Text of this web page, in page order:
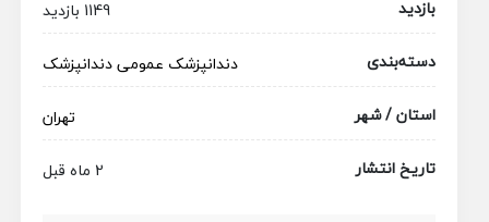
بازدید
1149 بازدید
دسته‌بندی
دندانپزشک عمومیدندانپزشک
استان / شهر
تهران
تاریخ انتشار
2 ماه قبل